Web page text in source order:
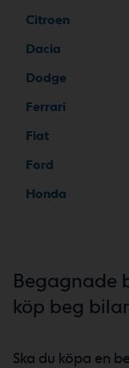
Citroen
Dacia
Dodge
Ferrari
Fiat
Ford
Honda
Begagnade
köp beg
Ska du köpa en